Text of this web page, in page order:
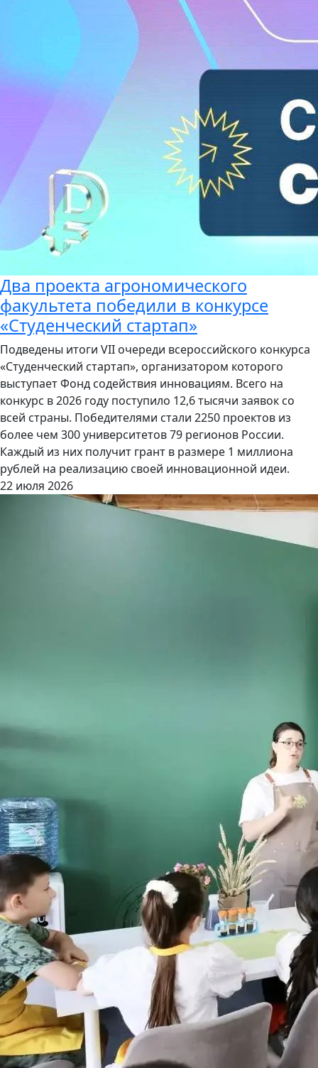
Два проекта агрономического
факультета победили в конкурсе
«Студенческий стартап»
Подведены итоги VII очереди всероссийского конкурса
«Студенческий стартап», организатором которого
выступает Фонд содействия инновациям. Всего на
конкурс в 2026 году поступило 12,6 тысячи заявок со
всей страны. Победителями стали 2250 проектов из
более чем 300 университетов 79 регионов России.
Каждый из них получит грант в размере 1 миллиона
рублей на реализацию своей инновационной идеи.
22 июля 2026